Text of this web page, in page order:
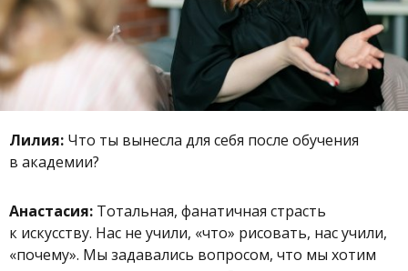
Лилия: Что ты вынесла для себя после обучения
в академии?
Анастасия: Тотальная, фанатичная страсть
к искусству. Нас не учили, «что» рисовать, нас учили,
«почему». Мы задавались вопросом, что мы хотим